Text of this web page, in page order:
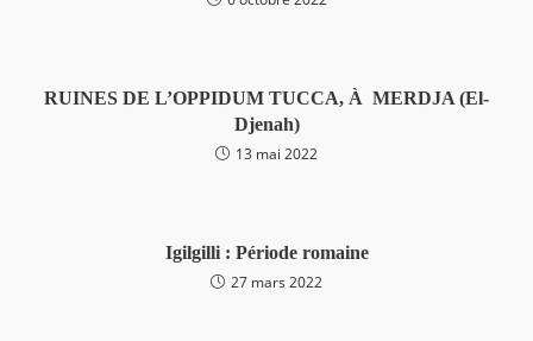
RUINES DE L’OPPIDUM TUCCA, À MERDJA (El-
Djenah)
13 mai 2022
Igilgilli : Période romaine
27 mars 2022